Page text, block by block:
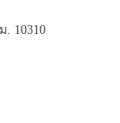
10310